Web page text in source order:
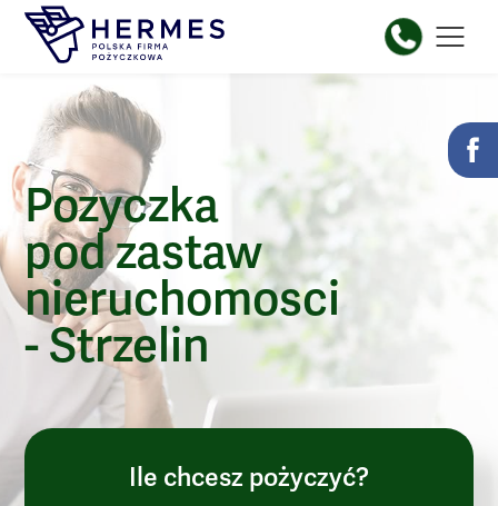
Pozyczka
pod zastaw
nieruchomosci
- Strzelin
Ile chcesz pożyczyć?